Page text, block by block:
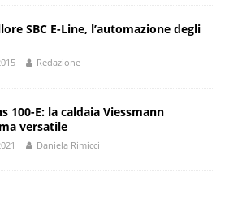
SBC E-Line, l’automazione degli
Redazione
100-E: la caldaia Viessmann
versatile
Daniela Rimicci